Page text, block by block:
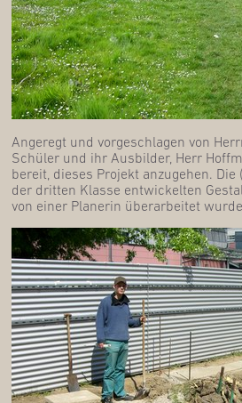
Ange­regt und vor­ge­schla­gen von
Schü­ler und ihr Aus­bil­der, Herr
bereit, die­ses Pro­jekt anzu­ge­hen. Die
der drit­ten Klas­se ent­wi­ckel­ten
von einer Pla­ne­rin über­ar­bei­tet